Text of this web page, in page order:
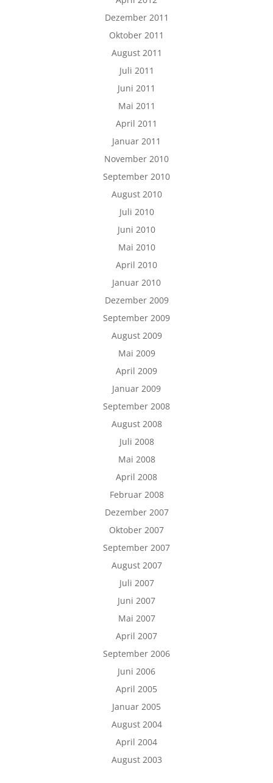
Dezember 2011
Oktober 2011
August 2011
Juli 2011
Juni 2011
Mai 2011
April 2011
Januar 2011
November 2010
September 2010
August 2010
Juli 2010
Juni 2010
Mai 2010
April 2010
Januar 2010
Dezember 2009
September 2009
August 2009
Mai 2009
April 2009
Januar 2009
September 2008
August 2008
Juli 2008
Mai 2008
April 2008
Februar 2008
Dezember 2007
Oktober 2007
September 2007
August 2007
Juli 2007
Juni 2007
Mai 2007
April 2007
September 2006
Juni 2006
April 2005
Januar 2005
August 2004
April 2004
August 2003